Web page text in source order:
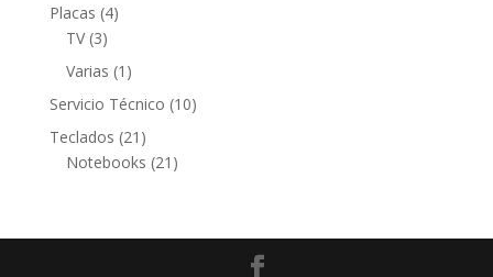
Placas 44
TV 33
productos
Varias 1 1
producto
Servicio Técnico 1010
Teclados 21 21
productos
Notebooks 21 21